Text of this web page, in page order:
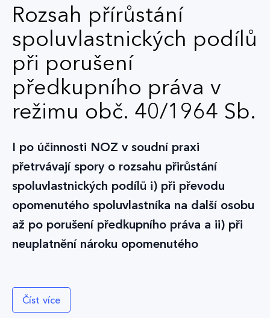
Rozsah přírůstání
spoluvlastnických podílů
při porušení
předkupního práva v
režimu obč. 40/1964 Sb.
I po účinnosti NOZ v soudní praxi
přetrvávají spory o rozsahu přirůstání
spoluvlastnických podílů i) při převodu
opomenutého spoluvlastníka na další osobu
až po porušení předkupního práva a ii) při
neuplatnění nároku opomenutého
40/1964 Sb.
Číst více